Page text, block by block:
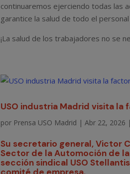
continuaremos ejerciendo todas las
garantice la salud de todo el
¡La salud de los trabajadores no se
USO industria Madrid visita
por Prensa USO Madrid |Abr 22, 2026
Su secretario general, Victor
Sector de la Automoción de
sección sindical USO
comité de empresa.